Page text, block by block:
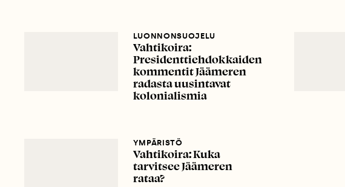
LUONNONSUOJELU
Vahtikoira:
Presidenttiehdokkaiden
kommentit Jäämeren
radasta uusintavat
kolonialismia
YMPÄRISTÖ
Vahtikoira: Kuka
tarvitsee Jäämeren
rataa?